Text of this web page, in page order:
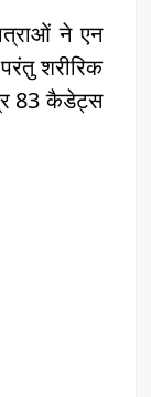
ने एन
शरीरिक
83 कैडेट्स